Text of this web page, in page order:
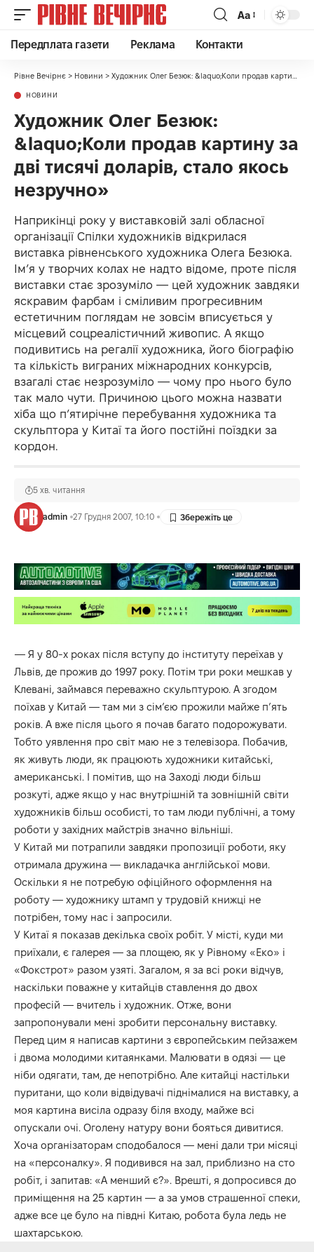
Аа
Передплата газети Реклама Контакти
Рівне Вечірнє > Новини > Художник Олег Безюк: &laquo;Коли продав картину за дві тисячі доларів, стало якось незручно»
НОВИНИ
Художник Олег Безюк:
&laquo;Коли продав картину за
дві тисячі доларів, стало якось
незручно»
Наприкінці року у виставковій залі обласної
організації Спілки художників відкрилася
виставка рівненського художника Олега Безюка.
Ім’я у творчих колах не надто відоме, проте після
виставки стає зрозуміло — цей художник завдяки
яскравим фарбам і сміливим прогресивним
естетичним поглядам не зовсім вписується у
місцевий соцреалістичний живопис. А якщо
подивитись на регалії художника, його біографію
та кількість виграних міжнародних конкурсів,
взагалі стає незрозуміло — чому про нього було
так мало чути. Причиною цього можна назвати
хіба що п’ятирічне перебування художника та
скульптора у Китаї та його постійні поїздки за
кордон.
admin 27 Грудня 2007, 10:10
5 хв. читання
— Я у 80-х роках після вступу до інституту переїхав у
Львів, де прожив до 1997 року. Потім три роки мешкав у
Клевані, займався переважно скульптурою. А згодом
поїхав у Китай — там ми з сім’єю прожили майже п’ять
років. А вже після цього я почав багато подорожувати.
Тобто уявлення про світ маю не з телевізора. Побачив,
як живуть люди, як працюють художники китайські,
американські. І помітив, що на Заході люди більш
розкуті, адже якщо у нас внутрішній та зовнішній світи
художників більш особисті, то там люди публічні, а тому
роботи у західних майстрів значно вільніші.
У Китай ми потрапили завдяки пропозиції роботи, яку
отримала дружина — викладачка англійської мови.
Оскільки я не потребую офіційного оформлення на
роботу — художнику штамп у трудовій книжці не
потрібен, тому нас і запросили.
У Китаї я показав декілька своїх робіт. У місті, куди ми
приїхали, є галерея — за площею, як у Рівному «Еко» і
«Фокстрот» разом узяті. Загалом, я за всі роки відчув,
наскільки поважне у китайців ставлення до двох
професій — вчитель і художник. Отже, вони
запропонували мені зробити персональну виставку.
Перед цим я написав картини з європейським пейзажем
і двома молодими китаянками. Малювати в одязі — це
ніби одягати, там, де непотрібно. Але китайці настільки
пуритани, що коли відвідувачі піднімалися на виставку, а
моя картина висіла одразу біля входу, майже всі
опускали очі. Оголену натуру вони бояться дивитися.
Хоча організаторам сподобалося — мені дали три місяці
на «персоналку». Я подивився на зал, приблизно на сто
робіт, і запитав: «А менший є?». Врешті, я допросився до
приміщення на 25 картин — а за умов страшенної спеки,
адже все це було на півдні Китаю, робота була ледь не
шахтарською.